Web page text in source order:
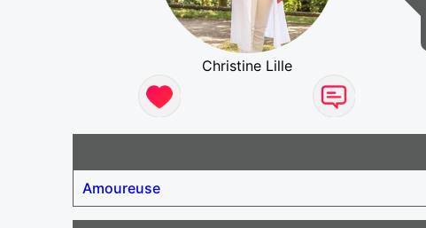
Christine Lille
Amoureuse